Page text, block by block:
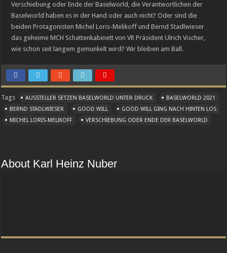
Verschiebung oder Ende der Baselworld, die Verantwortlichen der
Baselworld haben es in der Hand oder auch nicht? Oder sind die
beiden Protagonisten Michel Loris-Melikoff und Bernd Stadlwieser
das geheime MCH Schattenkabinett von VR Präsident Ulrich Vischer,
wie schon seit langem gemunkelt wird? Wir bleiben am Ball.
Tags AUSSTELLER SETZEN BASELWORLD UNTER DRUCK
BASELWORLD 2021
BERND STADLWIESER
GOOD WILL
GOOD WILL GING NACH HINTEN LOS
MICHEL LORIS-MELIKOFF
VERSCHIEBUNG ODER ENDE DER BASELWORLD
About Karl Heinz Nuber